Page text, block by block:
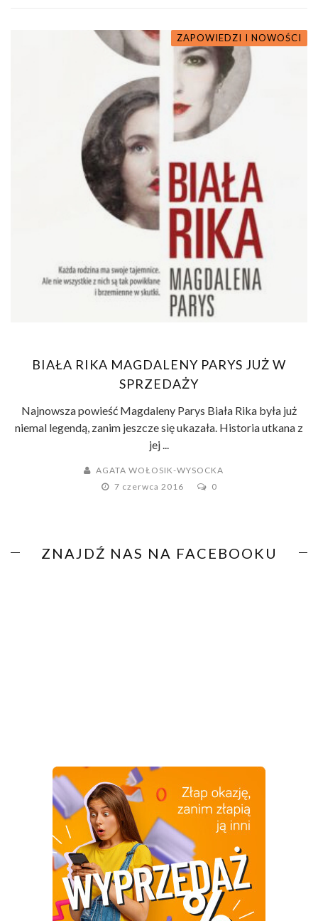
ZAPOWIEDZI I NOWOŚCI
BIAŁA RIKA MAGDALENY PARYS JUŻ W
SPRZEDAŻY
Najnowsza powieść Magdaleny Parys Biała Rika była już
niemal legendą, zanim jeszcze się ukazała. Historia utkana z
jej ...
AGATA WOŁOSIK-WYSOCKA
7 czerwca 2016
0
ZNAJDŹ NAS NA FACEBOOKU